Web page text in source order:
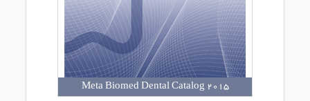
Meta Biomed Dental Catalog 2015